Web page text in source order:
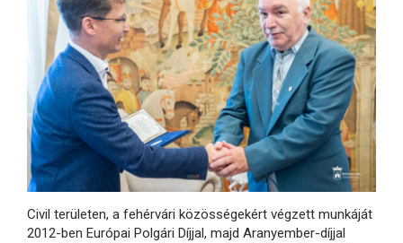
Civil területen, a fehérvári közösségekért végzett munkáját
2012-ben Európai Polgári Díjjal, majd Aranyember-díjjal